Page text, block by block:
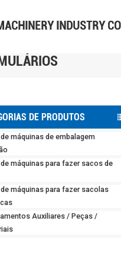
DE PRODUTOS
máquinas de embalagem
máquinas para fazer sacos de
máquinas para fazer sacolas
Auxiliares / Peças /